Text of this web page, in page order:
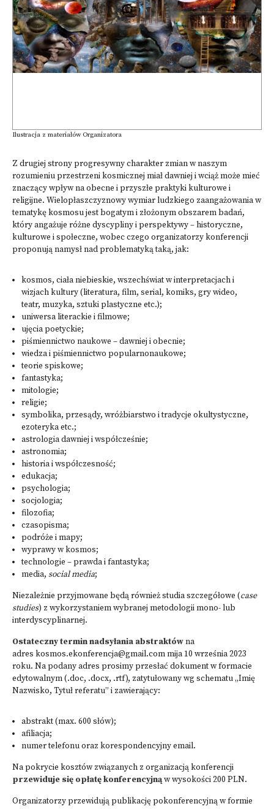
Ilustracja z materiałów Organizatora
Z drugiej strony progresywny charakter zmian w naszym
rozumieniu przestrzeni kosmicznej miał dawniej i wciąż może mieć
znaczący wpływ na obecne i przyszłe praktyki kulturowe i
religijne. Wielopłaszczyznowy wymiar ludzkiego zaangażowania w
tematykę kosmosu jest bogatym i złożonym obszarem badań,
który angażuje różne dyscypliny i perspektywy – historyczne,
kulturowe i społeczne, wobec czego organizatorzy konferencji
proponują namysł nad problematyką taką, jak:
kosmos, ciała niebieskie, wszechświat w interpretacjach i
wizjach kultury (literatura, film, serial, komiks, gry wideo,
teatr, muzyka, sztuki plastyczne etc.);
uniwersa literackie i filmowe;
ujęcia poetyckie;
piśmiennictwo naukowe – dawniej i obecnie;
wiedza i piśmiennictwo popularnonaukowe;
teorie spiskowe;
fantastyka;
mitologie;
religie;
symbolika, przesądy, wróżbiarstwo i tradycje okultystyczne,
ezoteryka etc.;
astrologia dawniej i współcześnie;
astronomia;
historia i współczesność;
edukacja;
psychologia;
socjologia;
filozofia;
czasopisma;
podróże i mapy;
wyprawy w kosmos;
technologie – prawda i fantastyka;
media, social media;
Niezależnie przyjmowane będą również studia szczegółowe (case
studies) z wykorzystaniem wybranej metodologii mono- lub
interdyscyplinarnej.
Ostateczny termin nadsyłania abstraktówna
adres kosmos.ekonferencja@gmail.com mija 10 września 2023
roku. Na podany adres prosimy przesłać dokument w formacie
edytowalnym (.doc, .docx, .rtf), zatytułowany wg schematu „Imię
Nazwisko, Tytuł referatu” i zawierający:
abstrakt (max. 600 słów);
afiliacja;
numer telefonu oraz korespondencyjny email.
Na pokrycie kosztów związanych z organizacją konferencji
przewiduje się opłatę konferencyjnąw wysokości 200 PLN.
Organizatorzy przewidują publikację pokonferencyjną w formie